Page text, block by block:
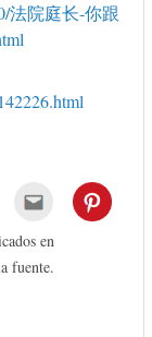
法院庭长-你跟
en
fuente.